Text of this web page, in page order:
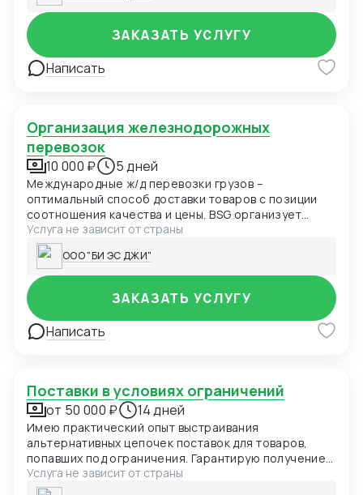
Написать
ЗАКАЗАТЬ УСЛУГУ
Организация железнодорожных
перевозок
10 000 ₽ 5 дней
Международные ж/д перевозки грузов –
оптимальный способ доставки товаров с позиции
соотношения качества и цены. BSG организует
импорт товаров из стран Юго-Восточной Азии,
Индии, Турции, ЕС, обеспечивая широкую
географию доставки. Наши клиенты заказывают
доставку из Новороссийска в Москву, ЦФО, ЮФО,
страны ЕАЭС, а также в ЛНР и ДНР. Прием и отправка
осуществляются через ж/д станции Ворсино,
Ховрино, Кунцево 2 Ж/д перевозки грузов в
сравнении с другими способами доставки
Услуга не зависит от страны
ООО "БИ ЭС ДЖИ"
Написать
ЗАКАЗАТЬ УСЛУГУ
Поставки в условиях ограничений
от 50 000 ₽ 14 дней
Имею практический опыт выстраивания
альтернативных цепочек поставок для товаров,
попавших под ограничения. Гарантирую получение
товара в РФ с минимизацией рисков для всех
сторон.
Услуга не зависит от страны